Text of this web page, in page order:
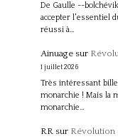
De Gaulle --
accepter l'essentiel
réussi à…
Ainuagesur
1 juillet 2026
Très intéressant
monarchie ! Mais la
monarchie…
RRsur Révolution